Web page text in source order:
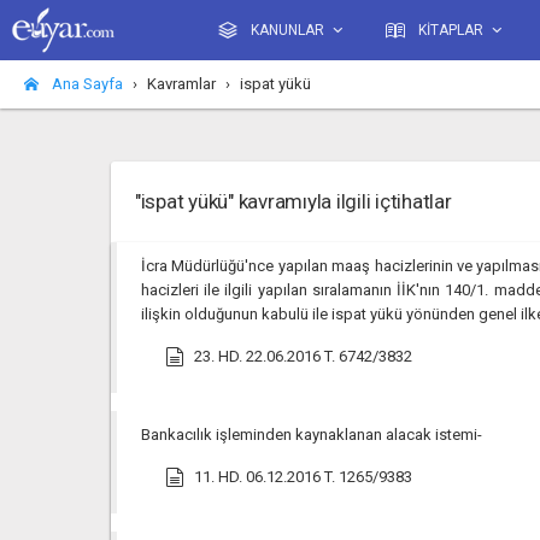
KANUNLAR KİTAPLAR
Ana Sayfa Kavramlar ispat yükü
"ispat yükü" kavramıyla ilgili içtihatlar
İcra Müdürlüğü'nce yapılan maaş hacizlerinin ve
hacizleri ile ilgili yapılan sıralamanın İİK'nın 140/1.
ilişkin olduğunun kabulü ile ispat yükü yönünden genel
23. HD. 22.06.2016 T. 6742/3832
Bankacılık işleminden kaynaklanan alacak istemi-
11. HD. 06.12.2016 T. 1265/9383